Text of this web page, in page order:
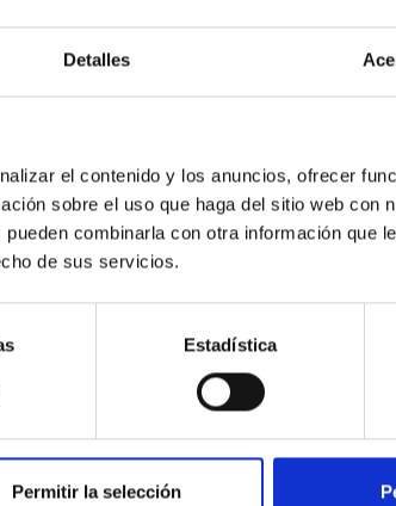
Detalles
el contenido y los anuncios, ofrecer
sobre el uso que haga del sitio web con
combinarla con otra información que
de sus servicios.
Estadística
Permitir la selección
10
CONGRESO
Substellar